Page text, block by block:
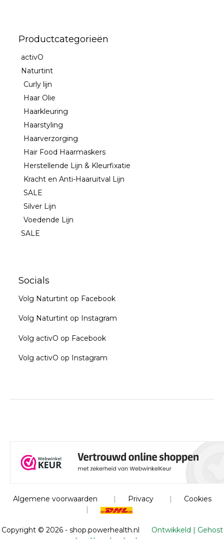
Productcategorieën
activO
Naturtint
Curly lijn
Haar Olie
Haarkleuring
Haarstyling
Haarverzorging
Hair Food Haarmaskers
Herstellende Lijn & Kleurfixatie
Kracht en Anti-Haaruitval Lijn
SALE
Silver Lijn
Voedende Lijn
SALE
Socials
Volg Naturtint op Facebook
Volg Naturtint op Instagram
Volg activO op Facebook
Volg activO op Instagram
Algemene voorwaarden Privacy
Cookies
Copyright © 2026 - shop.powerhealth.nl
Ontwikkeld | Gehost